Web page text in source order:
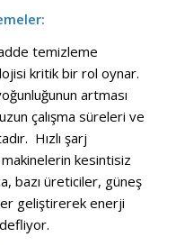
temizleme
kritik bir rol oynar.
artması
çalışma süreleri ve
Hızlı şarj
makinelerin kesintisiz
bazı üreticiler, güneş
geliştirerek enerji